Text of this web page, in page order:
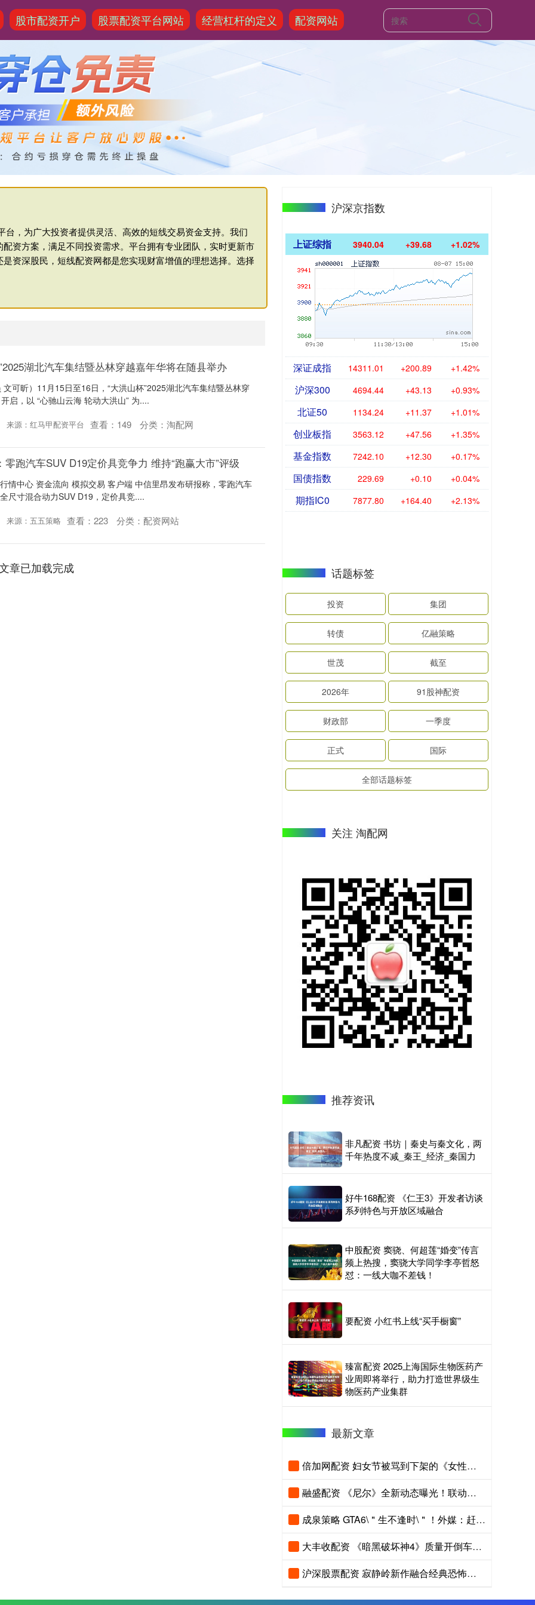
股市配资开户 股票配资平台网站 经营杠杆的定义 配资网站
，为广大投资者提供灵活、高效的短线交易资金支持。我们
资方案，满足不同投资需求。平台拥有专业团队，实时更新市
资深股民，短线配资网都是您实现财富增值的理想选择。选择
湖北汽车集结暨丛林穿越嘉年华将在随县举办
可昕）11月15日至16日，“大洪山杯”2025湖北汽车集结暨丛林穿
启，以 “心驰山云海 轮动大洪山” 为....
来源：红马甲配资平台 查看： 149 分类： 淘配网
跑汽车SUV D19定价具竞争力 维持“跑赢大市”评级
情中心 资金流向 模拟交易 客户端 中信里昂发布研报称，零跑汽车
尺寸混合动力SUV D19，定价具竞....
来源：五五策略 查看： 223 分类： 配资网站
章已加载完成
沪深京指数
上证综指 3940.04 +39.68 +1.02%
深证成指 14311.01 +200.89 +1.42%
沪深300 4694.44 +43.13 +0.93%
北证50 1134.24 +11.37 +1.01%
创业板指 3563.12 +47.56 +1.35%
基金指数 7242.10 +12.30 +0.17%
国债指数 229.69 +0.10 +0.04%
期指IC0 7877.80 +164.40 +2.13%
话题标签
投资 集团
转债 亿融策略
世茂 截至
2026年 91股神配资
财政部 一季度
正式 国际
全部话题标签
关注 淘配网
推荐资讯
非凡配资 书坊｜秦史与秦文化，两
千年热度不减_秦王_经济_秦国力
好牛168配资 《仁王3》开发者访谈
系列特色与开放区域融合
中股配资 窦骁、何超莲“婚变”传言
频上热搜，窦骁大学同学李亭哲怒
怼：一线大咖不差钱！
要配资 小红书上线“买手橱窗”
臻富配资 2025上海国际生物医药产
业周即将举行，助力打造世界级生
物医药产业集群
最新文章
倍加网配资 妇女节被骂到下架的《女性模拟器》Steam正式过审
融盛配资 《尼尔》全新动态曝光！联动国产大作 绝美容颜好心动
成泉策略 GTA6\＂生不逢时\＂！外媒：赶上了最坏最糟的时候发布
大丰收配资 《暗黑破坏神4》质量开倒车？新赛季缺乏创新内容
沪深股票配资 寂静岭新作融合经典恐怖游戏设计！压迫感更进一步